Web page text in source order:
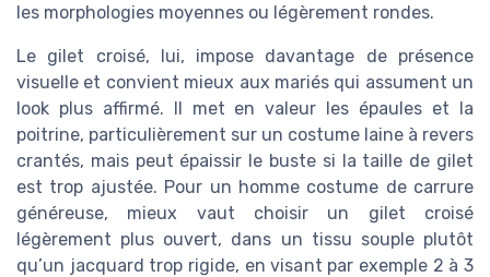
les morphologies moyennes ou légèrement rondes.
Le gilet croisé, lui, impose davantage de présence
visuelle et convient mieux aux mariés qui assument un
look plus affirmé. Il met en valeur les épaules et la
poitrine, particulièrement sur un costume laine à revers
crantés, mais peut épaissir le buste si la taille de gilet
est trop ajustée. Pour un homme costume de carrure
généreuse, mieux vaut choisir un gilet croisé
légèrement plus ouvert, dans un tissu souple plutôt
qu’un jacquard trop rigide, en visant par exemple 2 à 3